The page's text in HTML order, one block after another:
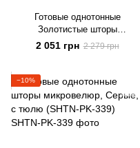
Готовые однотонные
Золотистые шторы
микровелюр с тюлю ALBO
(SHTN-PK-200)
2 051 грн 2 279 грн
−10%